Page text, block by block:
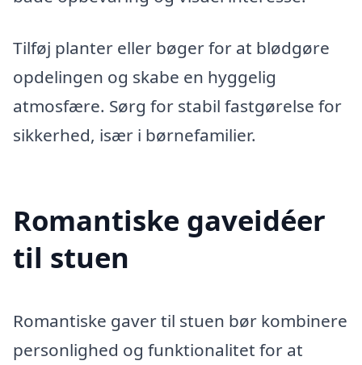
Tilføj planter eller bøger for at blødgøre
opdelingen og skabe en hyggelig
atmosfære. Sørg for stabil fastgørelse for
sikkerhed, især i børnefamilier.
Romantiske gaveidéer
til stuen
Romantiske gaver til stuen bør kombinere
personlighed og funktionalitet for at